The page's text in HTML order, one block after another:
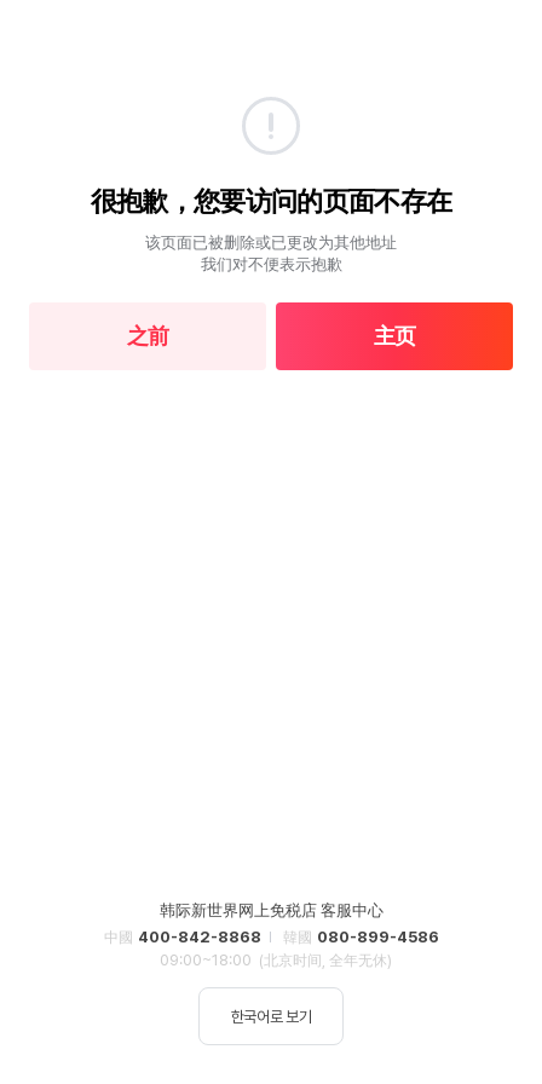
很抱歉，您要访问的页面不存在
该页面已被删除或已更改为其他地址
我们对不便表示抱歉
之前 主页
韩际新世界网上免税店 客服中心
中國 400-842-8868 韓國 080-899-4586
09:00~18:00 (北京时间, 全年无休)
한국어로 보기